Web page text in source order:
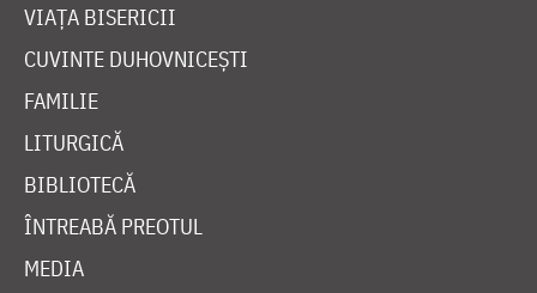
VIAȚA BISERICII
CUVINTE DUHOVNICEȘTI
FAMILIE
LITURGICĂ
BIBLIOTECĂ
ÎNTREABĂ PREOTUL
MEDIA